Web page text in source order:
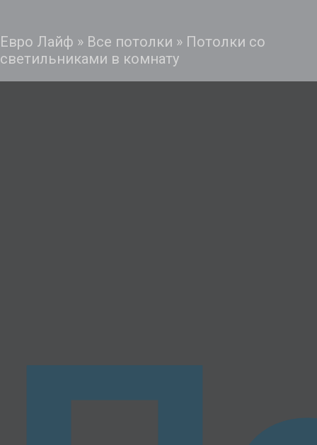
Евро Лайф » Все потолки » Потолки со
светильниками в комнату